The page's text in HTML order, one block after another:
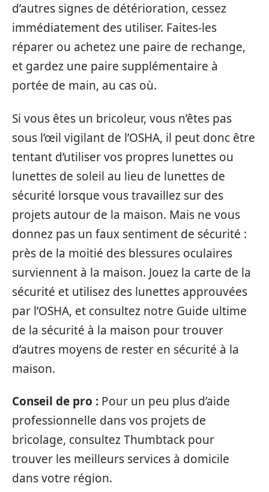
d’autres signes de détérioration, cessez
immédiatement des utiliser. Faites-les
réparer ou achetez une paire de rechange,
et gardez une paire supplémentaire à
portée de main, au cas où.
Si vous êtes un bricoleur, vous n’êtes pas
sous l’œil vigilant de l’OSHA, il peut donc être
tentant d’utiliser vos propres lunettes ou
lunettes de soleil au lieu de lunettes de
sécurité lorsque vous travaillez sur des
projets autour de la maison. Mais ne vous
donnez pas un faux sentiment de sécurité :
près de la moitié des blessures oculaires
surviennent à la maison. Jouez la carte de la
sécurité et utilisez des lunettes approuvées
par l’OSHA, et consultez notre Guide ultime
de la sécurité à la maison pour trouver
d’autres moyens de rester en sécurité à la
maison.
Conseil de pro : Pour un peu plus d’aide
professionnelle dans vos projets de
bricolage, consultez Thumbtack pour
trouver les meilleurs services à domicile
dans votre région.